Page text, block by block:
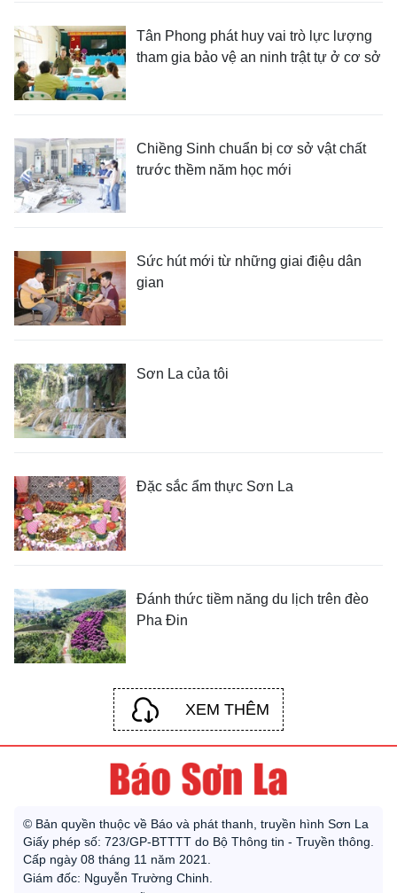
Tân Phong phát huy vai trò lực lượng
tham gia bảo vệ an ninh trật tự ở cơ sở
Chiềng Sinh chuẩn bị cơ sở vật chất
trước thềm năm học mới
Sức hút mới từ những giai điệu dân
gian
Sơn La của tôi
Đặc sắc ẩm thực Sơn La
Đánh thức tiềm năng du lịch trên đèo
Pha Đin
XEM THÊM
© Bản quyền thuộc về Báo và phát thanh, truyền hình Sơn La
Giấy phép số: 723/GP-BTTTT do Bộ Thông tin - Truyền thông.
Cấp ngày 08 tháng 11 năm 2021.
Giám đốc: Nguyễn Trường Chinh.